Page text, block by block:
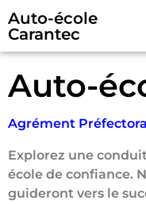
Auto-école
Carantec
Auto-
Agrément
Explorez une
école de confiance.
guideront vers le